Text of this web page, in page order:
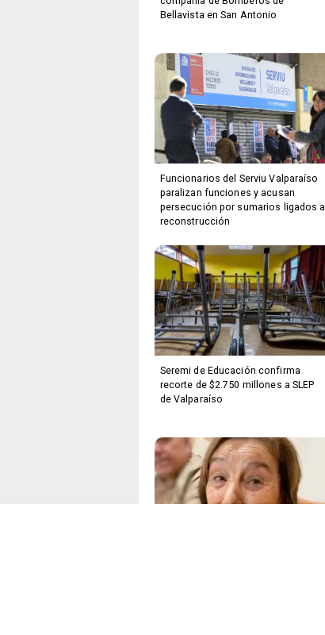
Bellavista en San Antonio
Funcionarios del Serviu Valparaíso
paralizan funciones y acusan
persecución por sumarios ligados a
reconstrucción
Seremi de Educación confirma
recorte de $2.750 millones a SLEP
de Valparaíso